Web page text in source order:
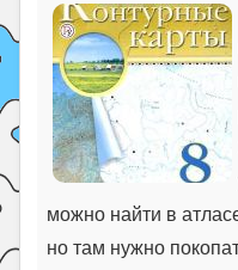
можно найти в
но там нужно